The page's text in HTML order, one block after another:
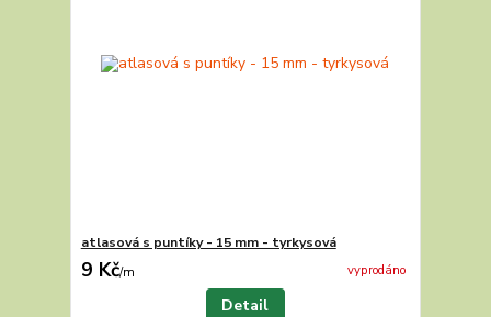
atlasová s puntíky - 15 mm - tyrkysová
9 Kč/m vyprodáno
Detail